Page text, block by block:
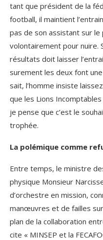
tant que président de la
football, il maintient
pas de son assistant sur le
volontairement pour nuire.
résultats doit laisser
surement les deux font
sait, l’homme insiste
que les Lions
je pense que c’est le
trophée.
La polémique comme
Entre temps, le ministre
physique Monsieur
d’orchestre en mission,
manœuvres et de failles
plan de la collaboration
cite « MINSEP et la